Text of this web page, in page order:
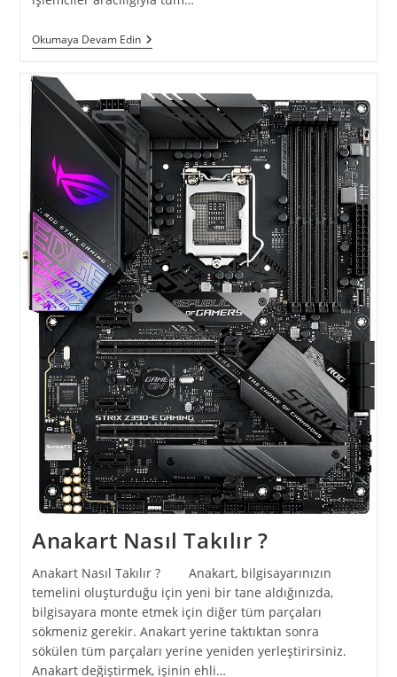
Okumaya Devam EdinAnakart
Nasıl
Anakart Nasıl Takılır ?
Anakart Nasıl Takılır ? Anakart, bilgisayarınızın
temelini oluşturduğu için yeni bir tane aldığınızda,
bilgisayara monte etmek için diğer tüm parçaları
sökmeniz gerekir. Anakart yerine taktıktan sonra
sökülen tüm parçaları yerine yeniden yerleştirirsiniz.
Anakart değiştirmek, işinin ehli…